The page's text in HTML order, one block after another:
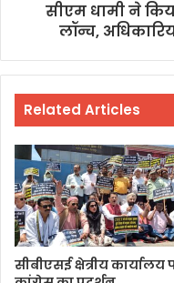
सीएम धामी ने
लॉन्च,
Related Articles
सीबीएसई क्षेत्रीय कार्यालय